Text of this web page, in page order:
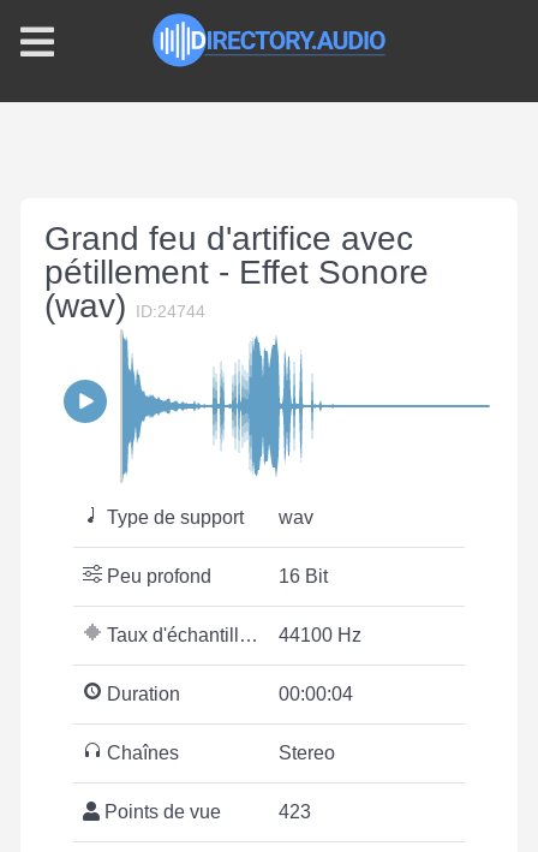
Grand feu d'artifice avec
pétillement - Effet Sonore
(wav)
ID:24744
Type de support wav
Peu profond 16 Bit
Taux d'échantillonnage 44100 Hz
Duration 00:00:04
Chaînes Stereo
Points de vue 423